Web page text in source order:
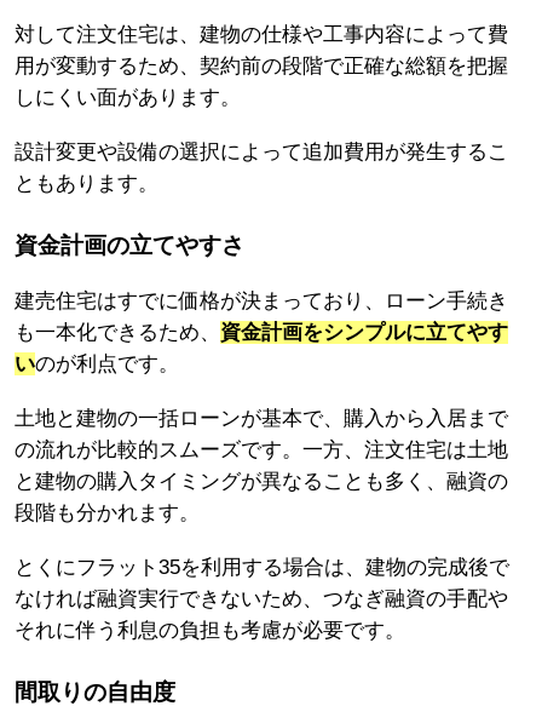
対して注文住宅は、建物の仕様や工事内容によって費
用が変動するため、契約前の段階で正確な総額を把握
しにくい面があります。
設計変更や設備の選択によって追加費用が発生するこ
ともあります。
資金計画の立てやすさ
建売住宅はすでに価格が決まっており、ローン手続き
も一本化できるため、 資金計画をシンプルに立てやす
いのが利点です。
土地と建物の一括ローンが基本で、購入から入居まで
の流れが比較的スムーズです。一方、注文住宅は土地
と建物の購入タイミングが異なることも多く、融資の
段階も分かれます。
とくにフラット35を利用する場合は、建物の完成後で
なければ融資実行できないため、つなぎ融資の手配や
それに伴う利息の負担も考慮が必要です。
間取りの自由度